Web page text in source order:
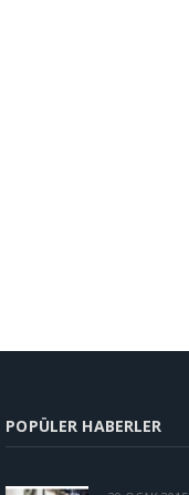
POPÜLER HABERLER